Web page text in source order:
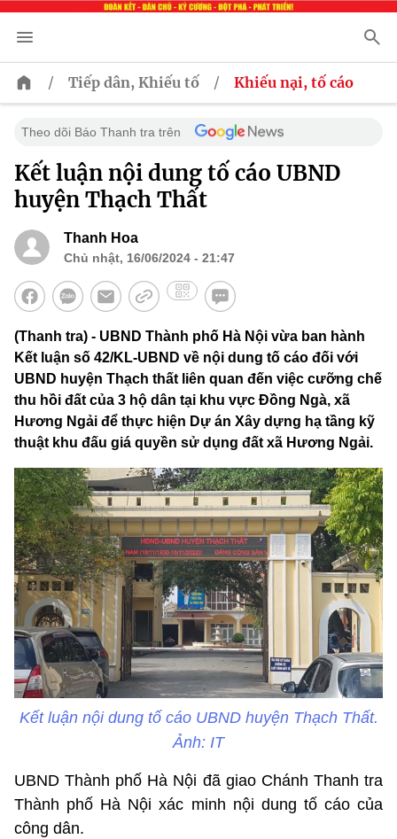
/ Tiếp dân, Khiếu tố / Khiếu nại, tố cáo
Theo dõi Báo Thanh tra trên
Kết luận nội dung tố cáo UBND
huyện Thạch Thất
Thanh Hoa
Chủ nhật, 16/06/2024 - 21:47
(Thanh tra) - UBND Thành phố Hà Nội vừa ban hành
Kết luận số 42/KL-UBND về nội dung tố cáo đối với
UBND huyện Thạch thất liên quan đến việc cưỡng chế
thu hồi đất của 3 hộ dân tại khu vực Đồng Ngà, xã
Hương Ngải để thực hiện Dự án Xây dựng hạ tầng kỹ
thuật khu đấu giá quyền sử dụng đất xã Hương Ngải.
Kết luận nội dung tố cáo UBND huyện Thạch Thất.
Ảnh: IT
UBND Thành phố Hà Nội đã giao Chánh Thanh tra
Thành phố Hà Nội xác minh nội dung tố cáo của
công dân.